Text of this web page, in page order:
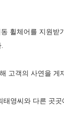
휠체어를 지원
.
고객의 사연을
영씨와 다른 곳